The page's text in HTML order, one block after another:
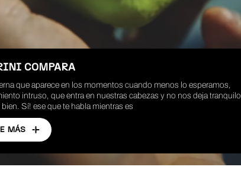
COMPARA
que aparece en los momentos cuando menos lo esperamos,
intruso, que entra en nuestras cabezas y no nos deja tranquilo
Sí! ese que te habla mientras es
MÁS